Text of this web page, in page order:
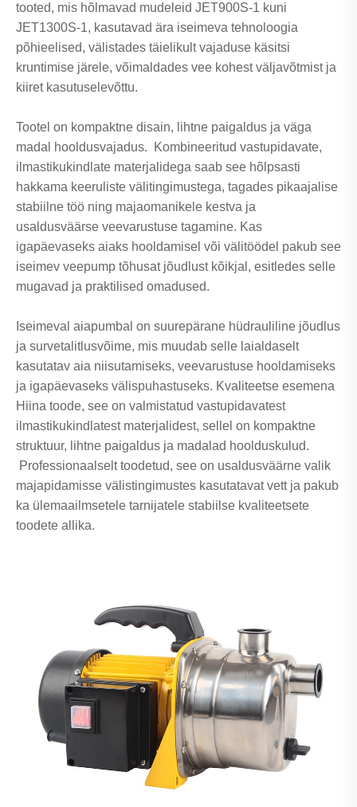
tooted, mis hõlmavad mudeleid JET900S-1 kuni
JET1300S-1, kasutavad ära iseimeva tehnoloogia
põhieelised, välistades täielikult vajaduse käsitsi
kruntimise järele, võimaldades vee kohest väljavõtmist ja
kiiret kasutuselevõttu.
Tootel on kompaktne disain, lihtne paigaldus ja väga
madal hooldusvajadus. Kombineeritud vastupidavate,
ilmastikukindlate materjalidega saab see hõlpsasti
hakkama keeruliste välitingimustega, tagades pikaajalise
stabiilne töö ning majaomanikele kestva ja
usaldusväärse veevarustuse tagamine. Kas
igapäevaseks aiaks hooldamisel või välitöödel pakub see
iseimev veepump tõhusat jõudlust kõikjal, esitledes selle
mugavad ja praktilised omadused.
Iseimeval aiapumbal on suurepärane hüdrauliline jõudlus
ja survetalitlusvõime, mis muudab selle laialdaselt
kasutatav aia niisutamiseks, veevarustuse hooldamiseks
ja igapäevaseks välispuhastuseks. Kvaliteetse esemena
Hiina toode, see on valmistatud vastupidavatest
ilmastikukindlatest materjalidest, sellel on kompaktne
struktuur, lihtne paigaldus ja madalad hoolduskulud.
Professionaalselt toodetud, see on usaldusväärne valik
majapidamisse välistingimustes kasutatavat vett ja pakub
ka ülemaailmsetele tarnijatele stabiilse kvaliteetsete
toodete allika.